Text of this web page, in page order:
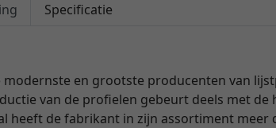
Specificatie
modernste en grootste producenten van
van de profielen gebeurt deels met de
heeft de fabrikant in zijn assortiment meer